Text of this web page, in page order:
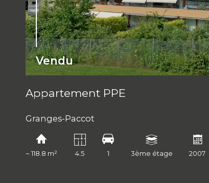
Vendu
Appartement PPE
Granges-Paccot
~ 118.8 m² 4.5 1 3ème étage 2007